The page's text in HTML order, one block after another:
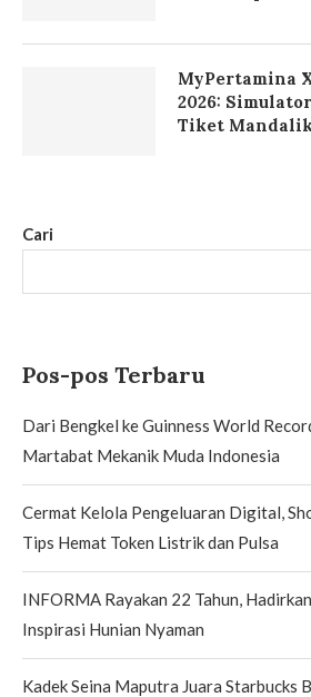
Cari
Pos-pos Terbaru
Dari Bengkel ke Guinness World
Martabat Mekanik Muda Indonesia
Cermat Kelola Pengeluaran Digital,
Tips Hemat Token Listrik dan Pulsa
INFORMA Rayakan 22 Tahun,
Inspirasi Hunian Nyaman
Kadek Seina Maputra Juara Starbucks
MyPertamina
2026:
Tiket